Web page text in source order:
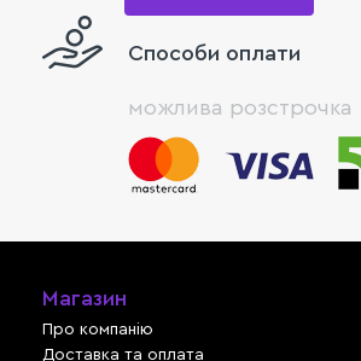
Способи оплати
можлива розстрочка
Магазин
Про компанію
Доставка та оплата